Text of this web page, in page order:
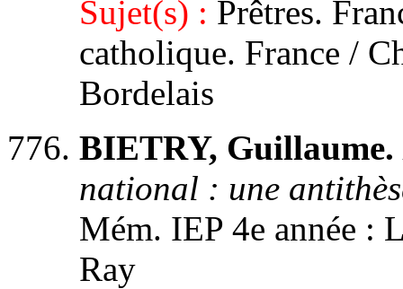
Sujet(s) : Prêtres.
catholique. France /
Bordelais
BIETRY, Guillaume.
national : une
Mém. IEP 4e année :
Ray